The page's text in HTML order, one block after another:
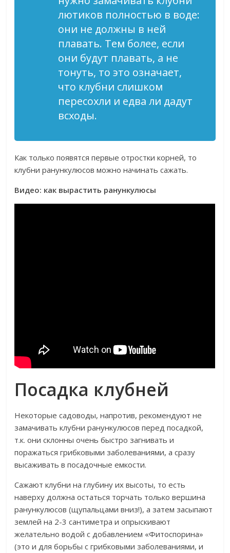
лютиков полностью в воде:
они не должны в ней
плавать. Тем более, если
они будут плавать, а не
тонуть, то это означает,
что клубни слишком
пересохли и едва ли дадут
всходы.
Как только появятся первые отростки корней, то
клубни ранункулюсов можно начинать сажать.
Видео: как вырастить ранункулюсы
Посадка клубней
Некоторые садоводы, напротив, рекомендуют не
замачивать клубни ранункулюсов перед посадкой,
т.к. они склонны очень быстро загнивать и
поражаться грибковыми заболеваниями, а сразу
высаживать в посадочные емкости.
Сажают клубни на глубину их высоты, то есть
наверху должна остаться торчать только вершина
ранункулюсов (щупальцами вниз!), а затем засыпают
землей на 2-3 сантиметра и опрыскивают
желательно водой с добавлением «Фитоспорина»
(это и для борьбы с грибковыми заболеваниями, и